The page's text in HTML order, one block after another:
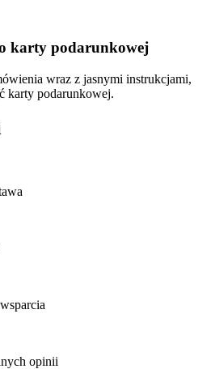
karty podarunkowej
wraz z jasnymi instrukcjami,
karty podarunkowej.
opinii